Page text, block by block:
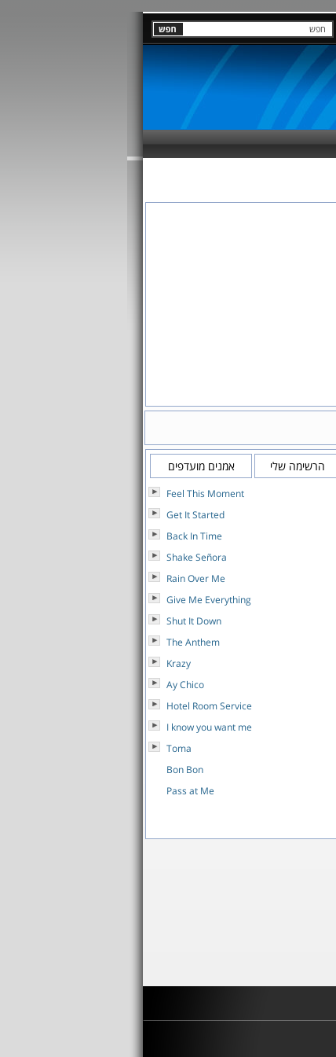
הרשימה שלי אמנים מועדפים
Feel This Moment
Get It Started
Back In Time
Shake Señora
Rain Over Me
Give Me Everything
Shut It Down
The Anthem
Krazy
Ay Chico
Hotel Room Service
I know you want me
Toma
Bon Bon
Pass at Me